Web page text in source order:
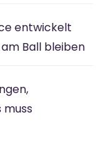
entwickelt
Ball bleiben